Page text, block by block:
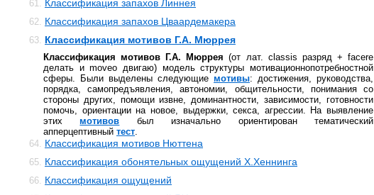
61. Классификация запахов Линнея
62. Классификация запахов Цваардемакера
63. Классификация мотивов Г.А. Мюррея
Классификация мотивов Г.А. Мюррея(от лат. classis разряд + facere
делать и moveo двигаю) модель структуры мотивационнопотребностной
сферы. Были выделены следующие мотивы: достижения, руководства,
порядка, самопредъявления, автономии, общительности, понимания со
стороны других, помощи извне, доминантности, зависимости, готовности
помочь, ориентации на новое, выдержки, секса, агрессии. На выявление
этихмотивов был изначально ориентирован тематический
апперцептивный тест.
64. Классификация мотивов Нюттена
65. Классификация обонятельных ощущений Х.Хеннинга
66. Классификация ощущений